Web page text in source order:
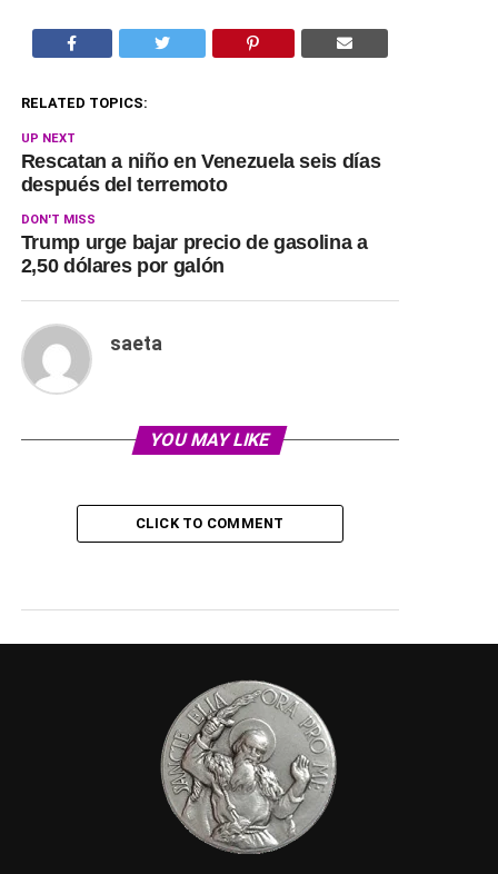
RELATED TOPICS:
UP NEXT
Rescatan a niño en Venezuela seis días
después del terremoto
DON'T MISS
Trump urge bajar precio de gasolina a
2,50 dólares por galón
saeta
YOU MAY LIKE
CLICK TO COMMENT